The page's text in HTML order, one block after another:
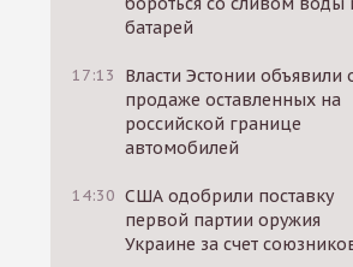
батарей
17:13
Власти Эстонии объявили
продаже оставленных на
российской границе
автомобилей
14:30 США одобрили поставку
первой партии оружия
Украине за счет